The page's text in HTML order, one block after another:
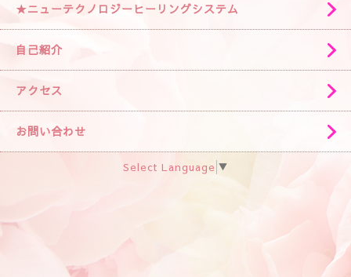
★ニューテクノロジーヒーリングシステム
自己紹介
アクセス
お問い合わせ
Select Language ▼